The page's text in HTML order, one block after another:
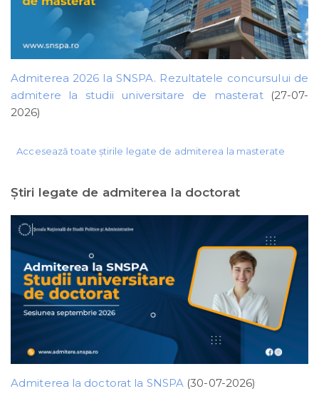
Admiterea 2026 la SNSPA. Rezultatele concursului de
admitere la studii universitare de masterat
(27-07-
2026)
Accesează toate știrile legate de admiterea la masterate
Ştiri legate de admiterea la doctorat
Admiterea la doctorat la SNSPA (30-07-2026)